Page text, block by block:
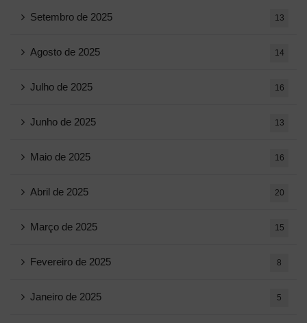
Setembro de 2025 13
Agosto de 2025 14
Julho de 2025 16
Junho de 2025 13
Maio de 2025 16
Abril de 2025 20
Março de 2025 15
Fevereiro de 2025 8
Janeiro de 2025 5